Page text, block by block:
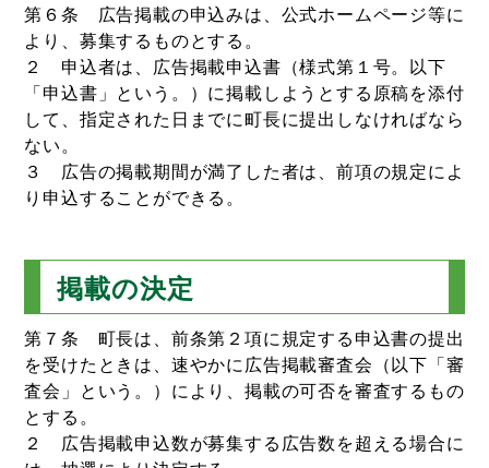
第６条 広告掲載の申込みは、公式ホームページ等に
より、募集するものとする。
２ 申込者は、広告掲載申込書（様式第１号。以下
「申込書」という。）に掲載しようとする原稿を添付
して、指定された日までに町長に提出しなければなら
ない。
３ 広告の掲載期間が満了した者は、前項の規定によ
り申込することができる。
掲載の決定
第７条 町長は、前条第２項に規定する申込書の提出
を受けたときは、速やかに広告掲載審査会（以下「審
査会」という。）により、掲載の可否を審査するもの
とする。
２ 広告掲載申込数が募集する広告数を超える場合に